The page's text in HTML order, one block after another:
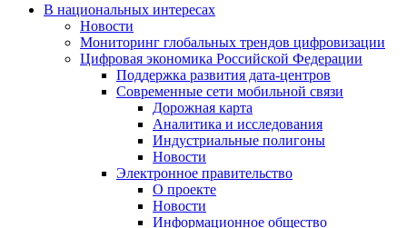
В национальных интересах
Новости
Мониторинг глобальных трендов цифровизации
Цифровая экономика Российской Федерации
Поддержка развития дата-центров
Современные сети мобильной связи
Дорожная карта
Аналитика и исследования
Индустриальные полигоны
Новости
Электронное правительство
О проекте
Новости
Информационное общество